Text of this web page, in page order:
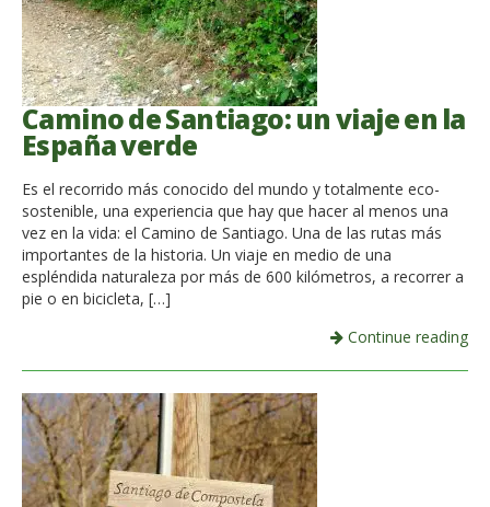
Camino de Santiago: un viaje en la
España verde
Es el recorrido más conocido del mundo y totalmente eco-
sostenible, una experiencia que hay que hacer al menos una
vez en la vida: el Camino de Santiago. Una de las rutas más
importantes de la historia. Un viaje en medio de una
espléndida naturaleza por más de 600 kilómetros, a recorrer a
pie o en bicicleta, […]
Continue reading